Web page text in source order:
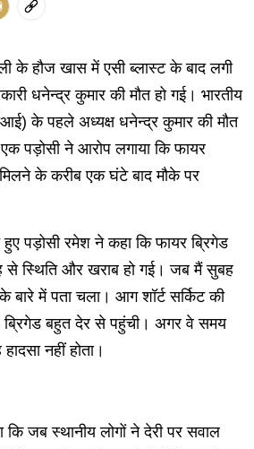
के हौज खास में एसी ब्लास्ट के बाद लगी
धनेन्द्र कुमार की मौत हो गई। भारतीय
के पहले अध्यक्ष धनेन्द्र कुमार की मौत
पड़ोसी ने आरोप लगाया कि फायर
के करीब एक घंटे बाद मौके पर
पड़ोसी रमेश ने कहा कि फायर ब्रिगेड
स्थिति और खराब हो गई। जब मैं सुबह
बारे में पता चला। आग शॉर्ट सर्किट की
बहुत देर से पहुंची। अगर वे समय
नहीं होता।
जब स्थानीय लोगों ने देरी पर सवाल